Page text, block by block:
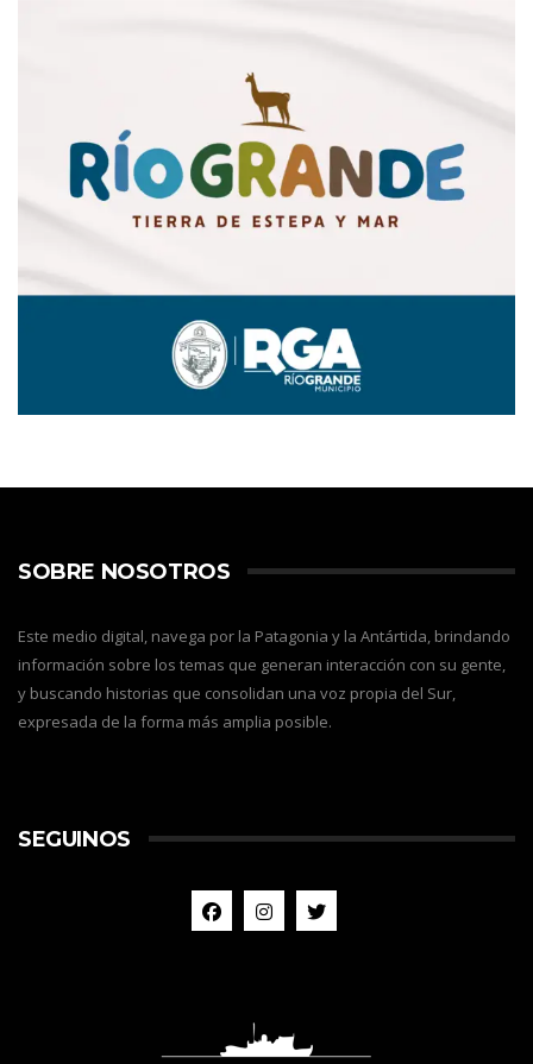
SOBRE NOSOTROS
Este medio digital, navega por la Patagonia y la Antártida, brindando
información sobre los temas que generan interacción con su gente,
y buscando historias que consolidan una voz propia del Sur,
expresada de la forma más amplia posible.
SEGUINOS